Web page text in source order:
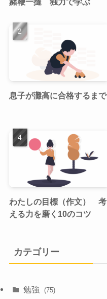
息子が灘高に合格するまで
わたしの目標（作文） 考
える力を磨く10のコツ
カテゴリー
勉強 (75)